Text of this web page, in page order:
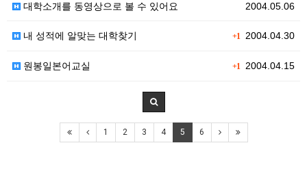
2004.05.06
대학소개를 동영상으로 볼 수 있어요
+1 2004.04.30
내 성적에 알맞는 대학찾기
+1 2004.04.15
원봉일본어교실
1 2 3 4 5 6